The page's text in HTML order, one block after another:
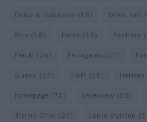
Dolce & Gabbana (18) Dries van
Etro (18) Falke (35) Fashion
Fendi (26) Ferragamo (27)
Guess (17) H&M (18) Hermes
homepage (71) Interview (82)
Jimmy Choo (20) Louis Vuitton